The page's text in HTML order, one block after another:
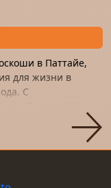
в Паттайе,
для жизни в
С